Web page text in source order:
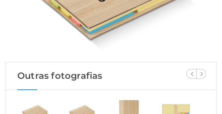
Outras fotografias